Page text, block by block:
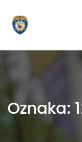
Oznaka: